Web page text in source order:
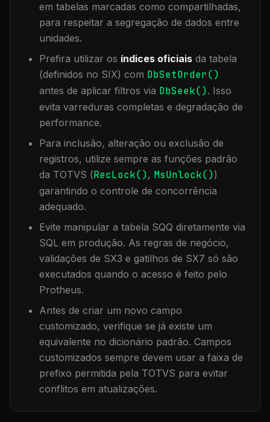
em tabelas marcadas como compartilhadas,
para respeitar a segregação de dados entre
unidades.
Prefira utilizar os índices oficiais da tabela
(definidos no SIX) com DbSetOrder()
antes de aplicar filtros via DbSeek(). Isso
evita varreduras completas e degradação de
performance.
Para inclusão, alteração ou exclusão de
registros, utilize sempre as funções padrão
da TOTVS (RecLock(), MsUnlock())
garantindo o controle de concorrência
adequado.
Evite manipular a tabela SQQ diretamente via
SQL em produção. As regras de negócio,
validações de SX3 e gatilhos de SX7 só são
executados quando o acesso é feito pelo
Protheus.
Antes de criar um novo campo
customizado, verifique se já existe um
equivalente no dicionário padrão. Campos
customizados sempre devem usar a faixa de
prefixo permitida pela TOTVS para evitar
conflitos em atualizações.